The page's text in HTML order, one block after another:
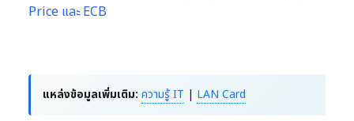
Price และ ECB
แหล่งข้อมูลเพิ่มเติม: ความรู้ IT | LAN Card